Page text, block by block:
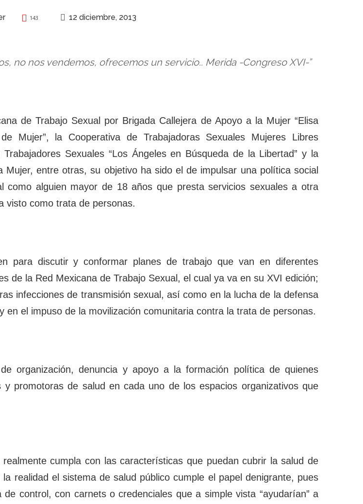
143 12 diciembre, 2013
no nos vendemos, ofrecemos un servicio.. Merida -Congreso XVI-”
de Trabajo Sexual por Brigada Callejera de Apoyo a la Mujer “Elisa
Mujer”, la Cooperativa de Trabajadoras Sexuales Mujeres Libres
Sexuales “Los Ángeles en Búsqueda de la Libertad” y la
entre otras, su objetivo ha sido el de impulsar una política social
alguien mayor de 18 años que presta servicios sexuales a otra
visto como trata de personas.
para discutir y conformar planes de trabajo que van en diferentes
de la Red Mexicana de Trabajo Sexual, el cual ya va en su XVI edición;
infecciones de transmisión sexual, así como en la lucha de la defensa
el impuso de la movilización comunitaria contra la trata de personas.
organización, denuncia y apoyo a la formación política de quienes
promotoras de salud en cada uno de los espacios organizativos que
cumpla con las características que puedan cubrir la salud de
realidad el sistema de salud público cumple el papel denigrante, pues
control, con carnets o credenciales que a simple vista “ayudarían” a